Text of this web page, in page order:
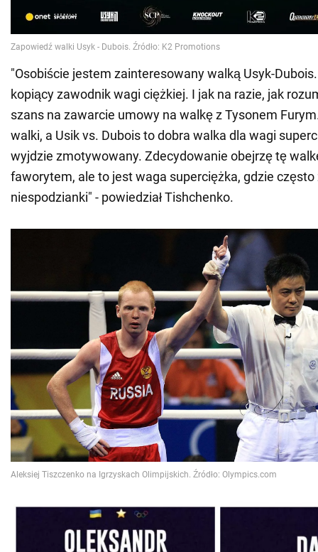
"Osobiście jestem zainteresowany walką Usyk-
kopiący zawodnik wagi ciężkiej. I jak na razie, jak
szans na zawarcie umowy na walkę z Tysonem
walki, a Usik vs. Dubois to dobra walka dla wagi
wyjdzie zmotywowany. Zdecydowanie obejrzę tę
faworytem, ale to jest waga superciężka, gdzie często
niespodzianki" - powiedział Tishchenko.